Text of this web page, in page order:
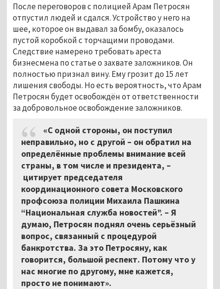
После переговоров с полицией Арам Петросян
отпустил людей и сдался. Устройство у него на
шее, которое он выдавал за бомбу, оказалось
пустой коробкой с торчащими проводами.
Следствие намерено требовать ареста
бизнесмена по статье о захвате заложников. Он
полностью признал вину. Ему грозит до 15 лет
лишения свободы. Но есть вероятность, что Арам
Петросян будет освобождён от ответственности
за добровольное освобождение заложников.
«С одной стороны, он поступил
неправильно, но с другой – он обратил на
определённые проблемы внимание всей
страны, в том числе и президента, –
цитирует председателя
координационного совета Московского
профсоюза полиции Михаила Пашкина
“Национальная служба новостей”. – Я
думаю, Петросян поднял очень серьёзный
вопрос, связанный с процедурой
банкротства. За это Петросяну, как
говорится, большой респект. Потому что у
нас многие по другому, мне кажется,
просто не понимают».